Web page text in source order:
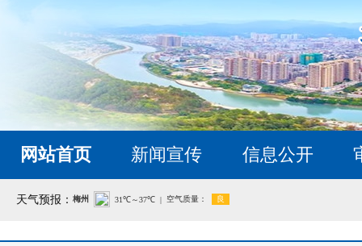
网站首页 新闻宣传 信息公开
天气预报：